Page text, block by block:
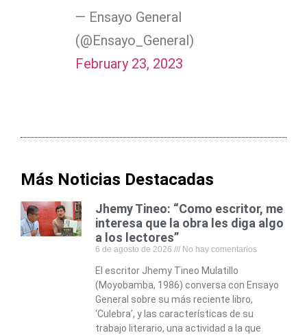
— Ensayo General
(@Ensayo_General)
February 23, 2023
Más Noticias Destacadas
Jhemy Tineo: “Como escritor, me
interesa que la obra les diga algo
a los lectores”
6 de agosto de 2026 No hay comentarios
El escritor Jhemy Tineo Mulatillo
(Moyobamba, 1986) conversa con Ensayo
General sobre su más reciente libro,
‘Culebra’, y las características de su
trabajo literario, una actividad a la que